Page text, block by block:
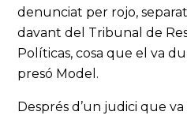
denunciat per rojo,
davant del Tribunal de
Políticas, cosa que el va
presó Model.
Després d’un judici que